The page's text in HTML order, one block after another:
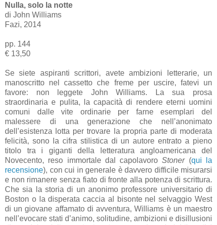
Nulla, solo la notte
di John Williams
Fazi, 2014
pp. 144
€ 13,50
Se siete aspiranti scrittori, avete ambizioni letterarie, un
manoscritto nel cassetto che freme per uscire, fatevi un
favore: non leggete John Williams. La sua prosa
straordinaria e pulita, la capacità di rendere eterni uomini
comuni dalle vite ordinarie per farne esemplari del
malessere di una generazione che nell’anonimato
dell’esistenza lotta per trovare la propria parte di moderata
felicità, sono la cifra stilistica di un autore entrato a pieno
titolo tra i giganti della letteratura angloamericana del
Novecento, reso immortale dal capolavoroStoner(qui la
recensione), con cui in generale è davvero difficile misurarsi
e non rimanere senza fiato di fronte alla potenza di scrittura.
Che sia la storia di un anonimo professore universitario di
Boston o la disperata caccia al bisonte nel selvaggio West
di un giovane affamato di avventura, Williams è un maestro
nell’evocare stati d’animo, solitudine, ambizioni e disillusioni